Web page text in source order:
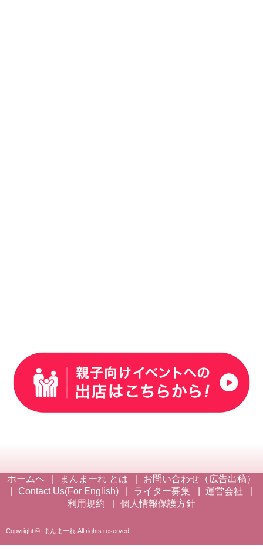
ホームへ まんまーれ とは
お問い合わせ（広告出稿）
Contact Us(For English)
ライター募集
運営会社
利用規約
個人情報保護方針
Copyright © まんまーれ All rights reserved.